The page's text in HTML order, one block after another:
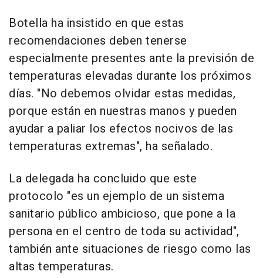
Botella ha insistido en que estas
recomendaciones deben tenerse
especialmente presentes ante la previsión de
temperaturas elevadas durante los próximos
días. "No debemos olvidar estas medidas,
porque están en nuestras manos y pueden
ayudar a paliar los efectos nocivos de las
temperaturas extremas", ha señalado.
La delegada ha concluido que este
protocolo "es un ejemplo de un sistema
sanitario público ambicioso, que pone a la
persona en el centro de toda su actividad",
también ante situaciones de riesgo como las
altas temperaturas.